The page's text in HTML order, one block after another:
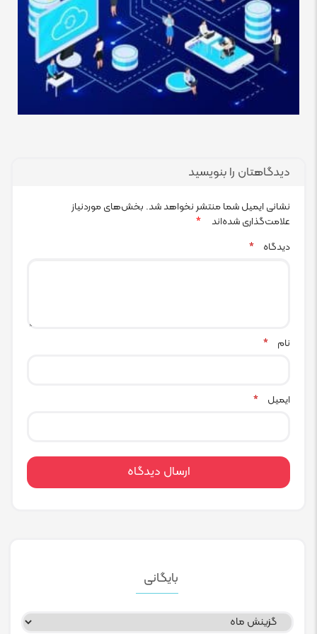
دیدگاهتان را بنویسید
نشانی ایمیل شما منتشر نخواهد شد. بخش‌های موردنیاز
علامت‌گذاری شده‌اند
*
دیدگاه
*
نام *
ایمیل *
بایگانی
بایگانی